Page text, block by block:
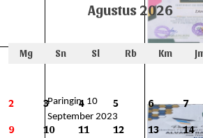
Paringin, 10
September 2023
Agustus 2026
Mg Sn Sl Rb Km
2 3 4 5 6 7
9 10 11 12 13 14